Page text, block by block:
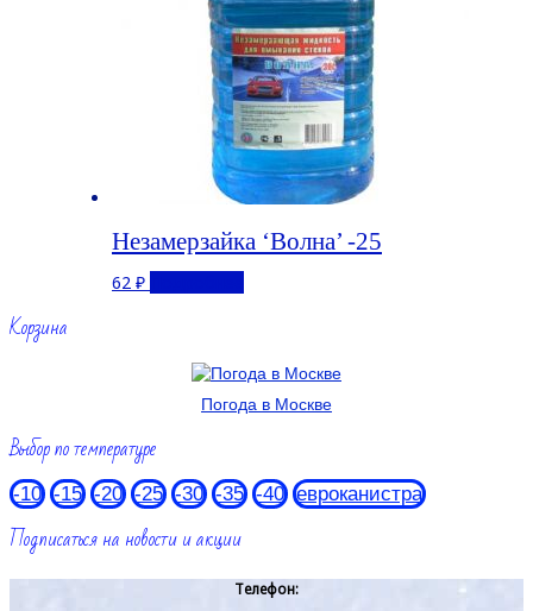
Незамерзайка ‘Волна’ -25
62 ₽
Корзина
Погода в Москве
Выбор по температуре
-10 -15 -20 -25 -30 -35 -40 евроканистра
Подписаться на новости и акции
Телефон: